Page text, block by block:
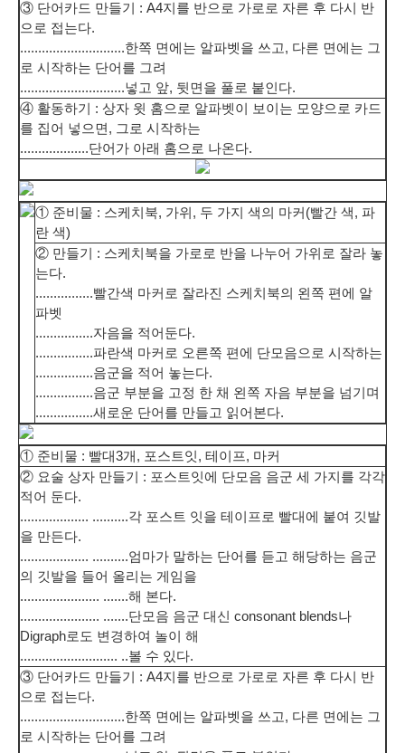
③ 단어카드 만들기 : A4지를 반으로 가로로 자른 후 다시 반
으로 접는다.
.............................한쪽 면에는 알파벳을 쓰고, 다른 면에는 그
로 시작하는 단어를 그려
.............................넣고 앞, 뒷면을 풀로 붙인다.
④ 활동하기 : 상자 윗 홈으로 알파벳이 보이는 모양으로 카드
를 집어 넣으면, 그로 시작하는
...................단어가 아래 홈으로 나온다.
① 준비물 : 스케치북, 가위, 두 가지 색의 마커(빨간 색, 파
란 색)
② 만들기 : 스케치북을 가로로 반을 나누어 가위로 잘라 놓
는다.
................빨간색 마커로 잘라진 스케치북의 왼쪽 편에 알
파벳
................자음을 적어둔다.
................파란색 마커로 오른쪽 편에 단모음으로 시작하는
................음군을 적어 놓는다.
................음군 부분을 고정 한 채 왼쪽 자음 부분을 넘기며
................새로운 단어를 만들고 읽어본다.
① 준비물 : 빨대3개, 포스트잇, 테이프, 마커
② 요술 상자 만들기 : 포스트잇에 단모음 음군 세 가지를 각각
적어 둔다.
................... ..........각 포스트 잇을 테이프로 빨대에 붙여 깃발
을 만든다.
................... ..........엄마가 말하는 단어를 듣고 해당하는 음군
의 깃발을 들어 올리는 게임을
...................... .......해 본다.
...................... .......단모음 음군 대신 consonant blends나
Digraph로도 변경하여 놀이 해
........................... ..볼 수 있다.
③ 단어카드 만들기 : A4지를 반으로 가로로 자른 후 다시 반
으로 접는다.
.............................한쪽 면에는 알파벳을 쓰고, 다른 면에는 그
로 시작하는 단어를 그려